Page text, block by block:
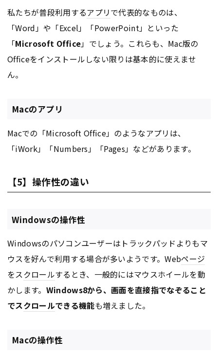
私たちが普段利用するアプリで代表的なものは、
「Word」や「Excel」「PowerPoint」といった
「Microsoft Office」でしょう。これらも、Mac版の
Officeをインストールしない限りは基本的に使えませ
ん。
Macのアプリ
Macでの「Microsoft Office」のようなアプリ は、
「iWork」「Numbers」「Pages」などがあります。
【5】操作性の違い
Windowsの操作性
Windowsのパソコンユーザーはトラックパッドよりもマ
ウスを好んで利用する場合が多いようです。Webページ
をスクロールするとき、一般的にはマウスホイールを動
かします。 Windows8から、画面を直接指でなぞること
でスクロールできる機能も増えました。
Macの操作性